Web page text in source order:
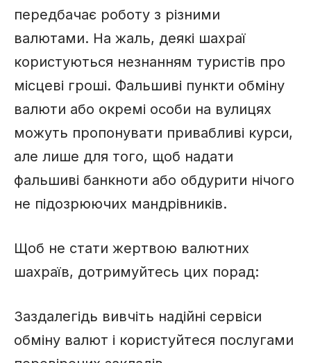
передбачає роботу з різними
валютами. На жаль, деякі шахраї
користуються незнанням туристів про
місцеві гроші. Фальшиві пункти обміну
валюти або окремі особи на вулицях
можуть пропонувати привабливі курси,
але лише для того, щоб надати
фальшиві банкноти або обдурити нічого
не підозрюючих мандрівників.
Щоб не стати жертвою валютних
шахраїв, дотримуйтесь цих порад:
Заздалегідь вивчіть надійні сервіси
обміну валют і користуйтеся послугами